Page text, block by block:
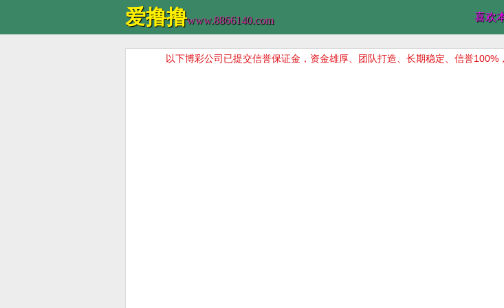
爱撸撸www.8866140.com 喜欢
以下博彩公司已提交信誉保证金，资金雄厚、团队打造、长期稳定、信誉